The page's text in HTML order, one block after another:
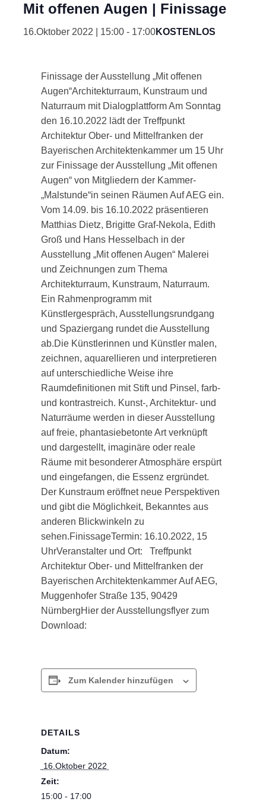
Mit offenen Augen | Finissage
16.Oktober 2022 | 15:00- 17:00KOSTENLOS
Finissage der Ausstellung „Mit offenen
Augen“Architekturraum, Kunstraum und
Naturraum mit Dialogplattform Am Sonntag
den 16.10.2022 lädt der Treffpunkt
Architektur Ober- und Mittelfranken der
Bayerischen Architektenkammer um 15 Uhr
zur Finissage der Ausstellung „Mit offenen
Augen“ von Mitgliedern der Kammer-
„Malstunde“in seinen Räumen Auf AEG ein.
Vom 14.09. bis 16.10.2022 präsentieren
Matthias Dietz, Brigitte Graf-Nekola, Edith
Groß und Hans Hesselbach in der
Ausstellung „Mit offenen Augen“ Malerei
und Zeichnungen zum Thema
Architekturraum, Kunstraum, Naturraum.
Ein Rahmenprogramm mit
Künstlergespräch, Ausstellungsrundgang
und Spaziergang rundet die Ausstellung
ab.Die Künstlerinnen und Künstler malen,
zeichnen, aquarellieren und interpretieren
auf unterschiedliche Weise ihre
Raumdefinitionen mit Stift und Pinsel, farb-
und kontrastreich. Kunst-, Architektur- und
Naturräume werden in dieser Ausstellung
auf freie, phantasiebetonte Art verknüpft
und dargestellt, imaginäre oder reale
Räume mit besonderer Atmosphäre erspürt
und eingefangen, die Essenz ergründet.
Der Kunstraum eröffnet neue Perspektiven
und gibt die Möglichkeit, Bekanntes aus
anderen Blickwinkeln zu
sehen.FinissageTermin: 16.10.2022, 15
UhrVeranstalter und Ort: Treffpunkt
Architektur Ober- und Mittelfranken der
Bayerischen Architektenkammer Auf AEG,
Muggenhofer Straße 135, 90429
NürnbergHier der Ausstellungsflyer zum
Download:
Zum Kalender hinzufügen
DETAILS
Datum:
16.Oktober 2022
Zeit:
15:00 - 17:00